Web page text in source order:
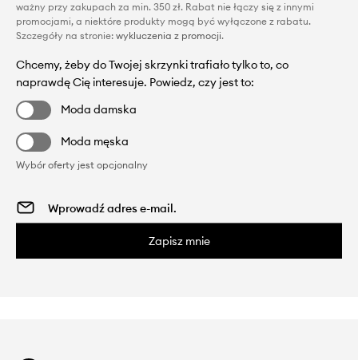
ważny przy zakupach za min. 350 zł. Rabat nie łączy się z innymi
promocjami, a niektóre produkty mogą być wyłączone z rabatu.
Szczegóły na stronie: wykluczenia z promocji.
Chcemy, żeby do Twojej skrzynki trafiało tylko to, co
naprawdę Cię interesuje. Powiedz, czy jest to:
Moda damska
Moda męska
Wybór oferty jest opcjonalny
Zapisz mnie